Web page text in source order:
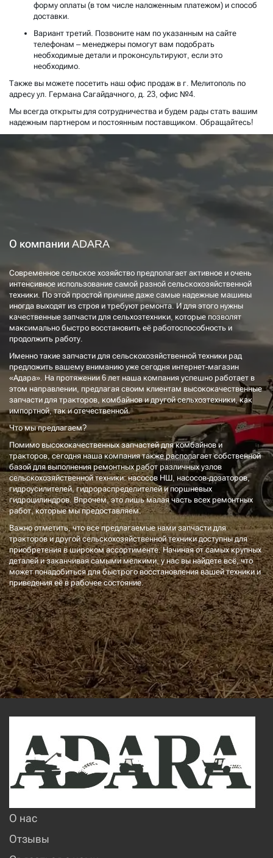
форму оплаты (в том числе наложенным платежом) и способ
доставки.
Вариант третий. Позвоните нам по указанным на сайте
телефонам – менеджеры помогут вам подобрать
необходимые детали и проконсультируют, если это
необходимо.
Также вы можете посетить наш офис продаж в г. Мелитополь по
адресу ул. Германа Сагайдачного, д. 23, офис №4.
Мы всегда открыты для сотрудничества и будем рады стать вашим
надежным партнером и постоянным поставщиком. Обращайтесь!
О компании ADARA
Современное сельское хозяйство предполагает активное и очень
интенсивное использование самой разной сельскохозяйственной
техники. По этой простой причине даже самые надежные машины
иногда выходят из строя и требуют ремонта. И для этого нужны
качественные запчасти для сельхозтехники, которые позволят
максимально быстро восстановить её работоспособность и
продолжить работу.
Именно такие запчасти для сельскохозяйственной техники рад
предложить вашему вниманию уже сегодня интернет-магазин
«Адара». На протяжении 6 лет наша компания успешно работает в
этом направлении, предлагая своим клиентам высококачественные
запчасти для тракторов, комбайнов и другой сельхозтехники, как
импортной, так и отечественной.
Что мы предлагаем?
Помимо высококачественных запчастей для комбайнов и
тракторов, сегодня наша компания также располагает собственной
базой для выполнения ремонтных работ различных узлов
сельскохозяйственной техники: насосов НШ, насосов-дозаторов,
гидроусилителей, гидрораспределителей и поршневых
гидроцилиндров. Впрочем, это лишь малая часть всех ремонтных
работ, которые мы предоставляем.
Важно отметить, что все предлагаемые нами запчасти для
тракторов и другой сельскохозяйственной техники доступны для
приобретения в широком ассортименте. Начиная от самых крупных
деталей и заканчивая самыми мелкими, у нас вы найдете всё, что
может понадобиться для быстрого восстановления вашей техники и
приведения её в рабочее состояние.
О нас
Отзывы